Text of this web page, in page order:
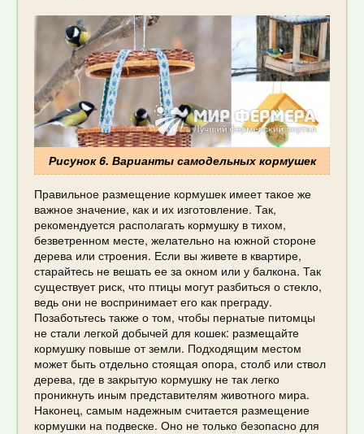
Рисунок 6. Варианты самодельных кормушек
Правильное размещение кормушек имеет такое же
важное значение, как и их изготовление. Так,
рекомендуется располагать кормушку в тихом,
безветренном месте, желательно на южной стороне
дерева или строения. Если вы живете в квартире,
старайтесь не вешать ее за окном или у балкона. Так
существует риск, что птицы могут разбиться о стекло,
ведь они не воспринимает его как преграду.
Позаботьтесь также о том, чтобы пернатые питомцы
не стали легкой добычей для кошек: размещайте
кормушку повыше от земли. Подходящим местом
может быть отдельно стоящая опора, столб или ствол
дерева, где в закрытую кормушку не так легко
проникнуть иным представителям животного мира.
Наконец, самым надежным считается размещение
кормушки на подвеске. Оно не только безопасно для